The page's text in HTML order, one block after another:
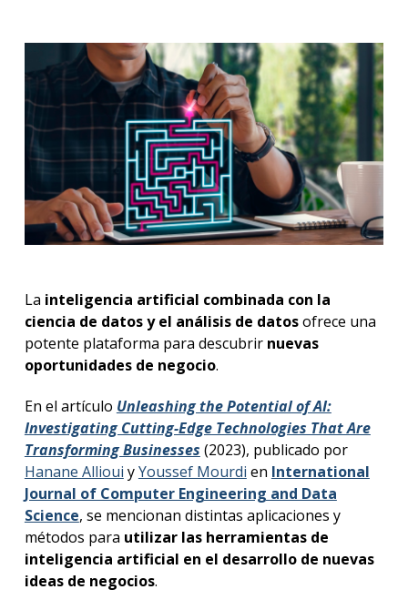
La inteligencia artificial combinada con la
ciencia de datos y el análisis de datosofrece una
potente plataforma para descubrir nuevas
oportunidades de negocio.
En el artículo Unleashing the Potential of AI:
Investigating Cutting-Edge Technologies That Are
Transforming Businesses (2023), publicado por
Hanane Allioui yYoussef Mourdi en International
Journal of Computer Engineering and Data
Science, se mencionan distintas aplicaciones y
métodos para utilizar las herramientas de
inteligencia artificial en el desarrollo de nuevas
ideas de negocios.